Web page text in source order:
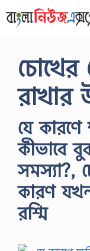
to
চোখের
রাখার
যে কারণে
কীভাবে
সমস্যা?,
কারণ
রশ্মি